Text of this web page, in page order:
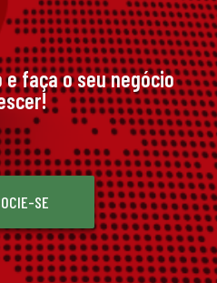
e faça o seu negócio
SE